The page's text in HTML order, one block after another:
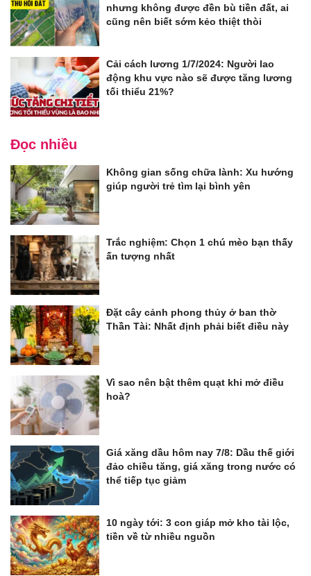
nhưng không được đền bù tiền đất, ai
cũng nên biết sớm kẻo thiệt thòi
Cải cách lương 1/7/2024: Người lao
động khu vực nào sẽ được tăng lương
tối thiểu 21%?
Đọc nhiều
Không gian sống chữa lành: Xu hướng
giúp người trẻ tìm lại bình yên
Trắc nghiệm: Chọn 1 chú mèo bạn thấy
ấn tượng nhất
Đặt cây cảnh phong thủy ở ban thờ
Thần Tài: Nhất định phải biết điều này
Vì sao nên bật thêm quạt khi mở điều
hoà?
Giá xăng dầu hôm nay 7/8: Dầu thế giới
đảo chiều tăng, giá xăng trong nước có
thể tiếp tục giảm
10 ngày tới: 3 con giáp mở kho tài lộc,
tiền về từ nhiều nguồn